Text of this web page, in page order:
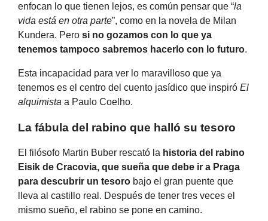
enfocan lo que tienen lejos, es común pensar que “la
vida está en otra parte”, como en la novela de Milan
Kundera. Pero si no gozamos con lo que ya
tenemos tampoco sabremos hacerlo con lo futuro.
Esta incapacidad para ver lo maravilloso que ya
tenemos es el centro del cuento jasídico que inspiró El
alquimista a Paulo Coelho.
La fábula del rabino que halló su tesoro
El filósofo Martin Buber rescató la historia del rabino
Eisik de Cracovia, que sueña que debe ir a Praga
para descubrir un tesorobajo el gran puente que
lleva al castillo real. Después de tener tres veces el
mismo sueño, el rabino se pone en camino.